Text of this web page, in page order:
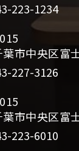
223-1234
葉市中央区
227-3126
葉市中央区
223-6010